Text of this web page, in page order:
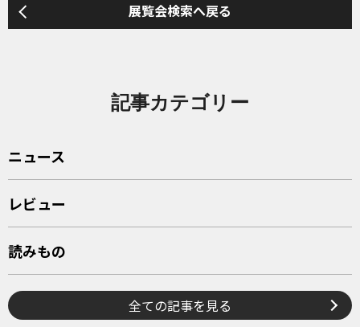
展覧会検索へ戻る
記事カテゴリー
ニュース
レビュー
読みもの
全ての記事を見る